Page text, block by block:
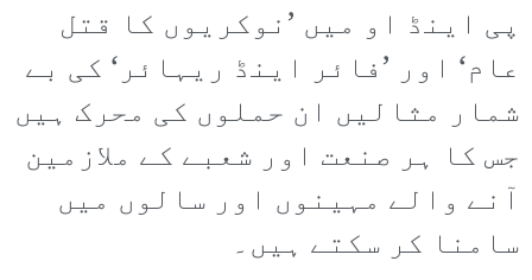
پی اینڈ او میں ’نوکریوں کا قتل
عام‘ اور ’فائر اینڈ ریہائر‘ کی بے
شمار مثالیں ان حملوں کی محرک ہیں
جس کا ہر صنعت اور شعبے کے ملازمین
آنے والے مہینوں اور سالوں میں
سامنا کر سکتے ہیں۔